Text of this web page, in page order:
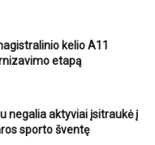
kelio A11
etapą
negalia aktyviai įsitraukė į
sporto šventę